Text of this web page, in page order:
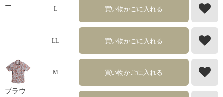
ー
L 買い物かごに入れる
LL 買い物かごに入れる
ブラウ
M 買い物かごに入れる